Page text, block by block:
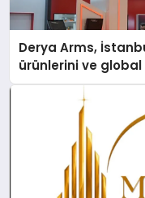
Derya Arms,
ürünlerini ve